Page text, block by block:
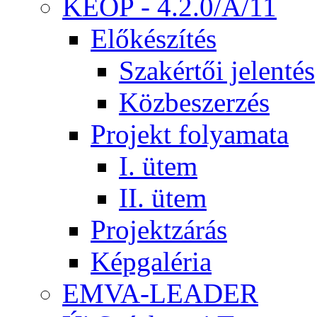
KEOP - 4.2.0/A/11
Előkészítés
Szakértői jelentés
Közbeszerzés
Projekt folyamata
I. ütem
II. ütem
Projektzárás
Képgaléria
EMVA-LEADER